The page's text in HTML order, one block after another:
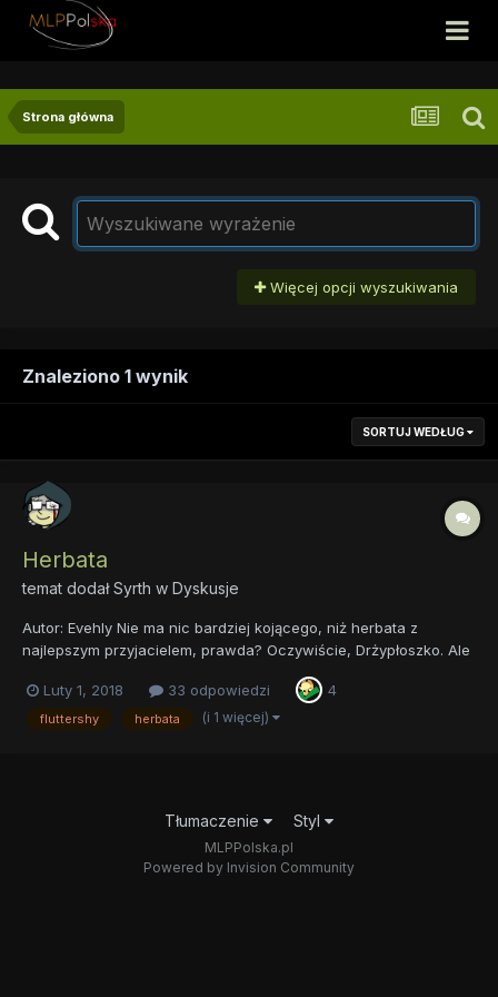
Strona główna
Więcej opcji wyszukiwania
Znaleziono 1 wynik
SORTUJ WEDŁUG
Herbata
temat dodałSyrth w Dyskusje
Autor: Evehly Nie ma nic bardziej kojącego, niż herbata z
najlepszym przyjacielem, prawda? Oczywiście, Drżypłoszko. Ale
Herbata jest niczym innym jak naparem, przyrządzany może być
z liści, pąków...
Luty 1, 2018 33 odpowiedzi 4
fluttershy herbata (i 1 więcej)
Tłumaczenie Styl
MLPPolska.pl
Powered by Invision Community